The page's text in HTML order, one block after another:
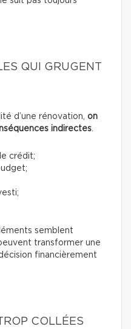
QUI GRUGENT
d’une rénovation, on
indirectes
crédit;
semblent
transformer une
financièrement
COLLÉES